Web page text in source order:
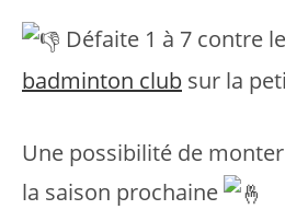
Défaite 1 à 7 contre le
badminton club sur la
Une possibilité de
la saison prochaine